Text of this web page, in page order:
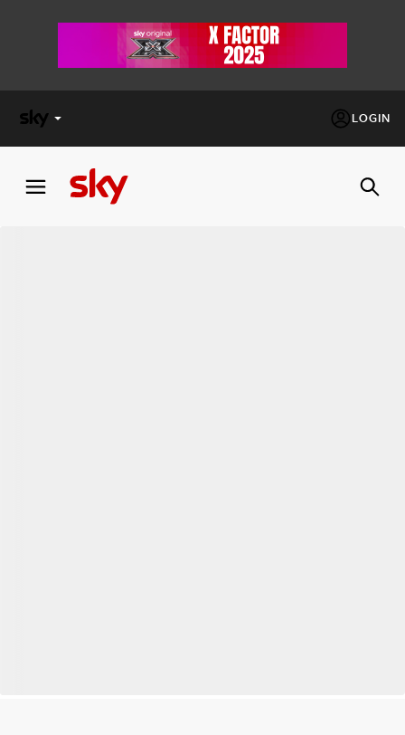
LOGIN
FACTOR